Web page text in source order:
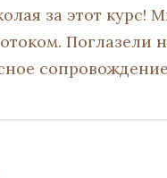
за этот курс!
Поглазели
сопровождение